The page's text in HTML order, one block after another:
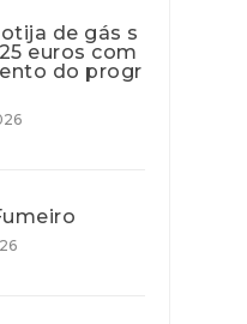
de gás s
euros com
do progr